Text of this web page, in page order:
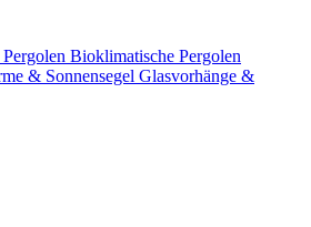
Pergolen Bioklimatische Pergolen
& Sonnensegel Glasvorhänge &